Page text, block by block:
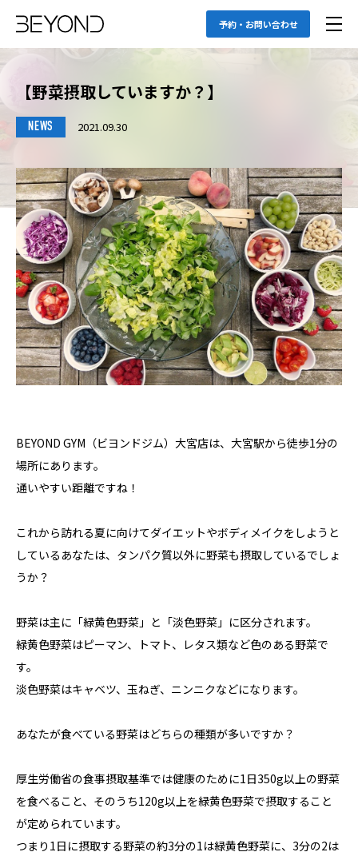
予約・お問い合わせ
【野菜摂取していますか？】⁣
NEWS 2021.09.30
BEYOND GYM（ビヨンドジム）大宮店は、大宮駅から徒歩1分の
場所にあります。⁣
通いやすい距離ですね！⁣
これから訪れる夏に向けてダイエットやボディメイクをしようと
しているあなたは、タンパク質以外に野菜も摂取しているでしょ
うか？⁣
野菜は主に「緑黄色野菜」と「淡色野菜」に区分されます。⁣
緑黄色野菜はピーマン、トマト、レタス類など色のある野菜で
す。⁣
淡色野菜はキャベツ、玉ねぎ、ニンニクなどになります。⁣
あなたが食べている野菜はどちらの種類が多いですか？⁣
厚生労働省の食事摂取基準では健康のために1日350g以上の野菜
を食べること、そのうち120g以上を緑黄色野菜で摂取すること
が定められています。⁣
つまり1日に摂取する野菜の約3分の1は緑黄色野菜に、3分の2は